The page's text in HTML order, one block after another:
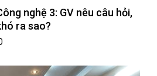
nghệ 3: GV nêu câu hỏi,
ra sao?